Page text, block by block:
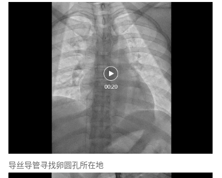
导丝导管寻找卵圆孔所在地